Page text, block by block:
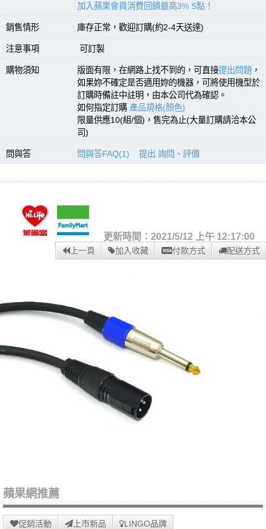
加入蘋果會員消費回饋最高3% S點！
銷售情形 庫存正常，歡迎訂購(約2-4天送達)
注意事項 可訂製
購物須知 版面有限，在網路上找不到的，可直接提出問題 ，
如果妳不確定是否適用妳的機器，可將使用機型於
訂購時備註中註明，由本公司代為確認。
如何指定訂購 產品規格(顏色)
限量供應10(組/個)，售完為止(大量訂購請洽本公
司)
問與答 問與答FAQ(1) 提出 詢問、評價
更新時間：2021/5/12 上午 12:17:00
上一頁 加入收藏 付款方式 配送方式
蘋果網推薦
促銷活動 上市新品 LINGO品牌